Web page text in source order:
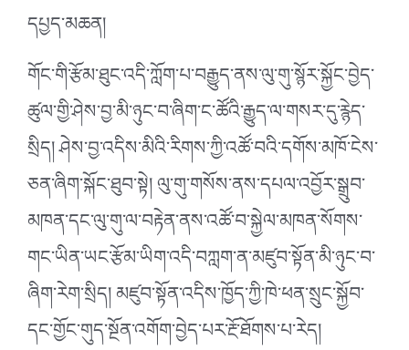
དཔྱད་མཆན།
གོང་གི་རྩོམ་ཐུང་འདི་ཀློག་པ་བརྒྱུད་ནས་ལུ་གུ་སྙོར་སྐྱོང་བྱེད་
ཚུལ་གྱི་ཤེས་བྱ་མི་ཉུང་བ་ཞིག་ང་ཚོའི་རྒྱུད་ལ་གསར་དུ་རྙེད་
སྲིད། ཤེས་བྱ་འདིས་མིའི་རིགས་ཀྱི་འཚོ་བའི་དགོས་མཁོ་ངེས་
ཅན་ཞིག་སྐོང་ཐུབ་སྟེ། ལུ་གུ་གསོས་ནས་དཔལ་འབྱོར་སྒྲུབ་
མཁན་དང་ལུ་གུ་ལ་བརྟེན་ནས་འཚོ་བ་སྐྱེལ་མཁན་སོགས་
གང་ཡིན་ཡང་རྩོམ་ཡིག་འདི་བཀླག་ན་མཛུབ་སྟོན་མི་ཉུང་བ་
ཞིག་རེག་སྲིད། མཛུབ་སྟོན་འདིས་ཁྱོད་ཀྱི་ཁེ་ཕན་སྲུང་སྐྱོབ་
དང་གྱོང་གུད་སྔོན་འགོག་བྱེད་པར་རྔོ་ཐོགས་པ་རེད།